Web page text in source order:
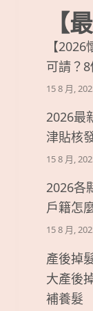
【
【
可請？
15 8 月,
2026最
津貼核
15 8 月,
2026各
戶籍怎
15 8 月,
產後掉
大產後
補養髮